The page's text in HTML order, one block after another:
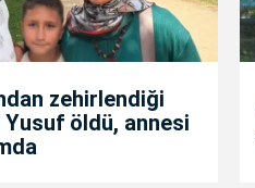
zehirlendiği
öldü, annesi